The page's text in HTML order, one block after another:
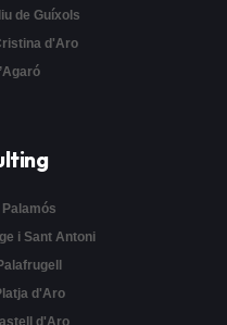
de Guíxols
d'Aro
i Sant Antoni
d'Aro
d'Aro